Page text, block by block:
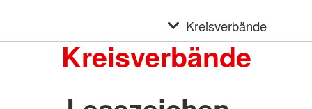
Kreisverbände
Kreisverbände